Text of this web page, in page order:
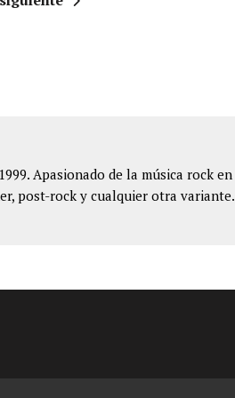
Apasionado de la música rock en
post-rock y cualquier otra variante.